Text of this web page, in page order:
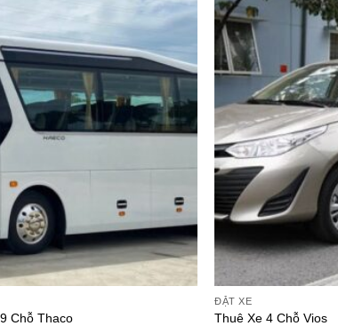
Chỗ Thaco
ĐẶT XE
Thuê Xe 4 Chỗ Vios